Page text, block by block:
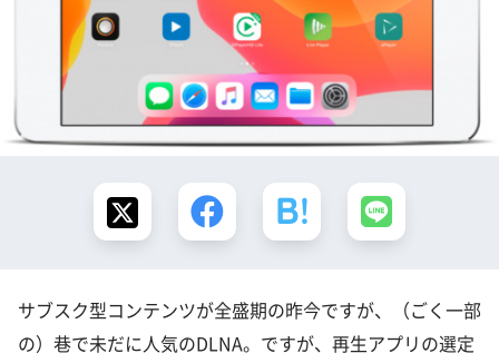
サブスク型コンテンツが全盛期の昨今ですが、（ごく一部
の）巷で未だに人気のDLNA。ですが、再生アプリの選定